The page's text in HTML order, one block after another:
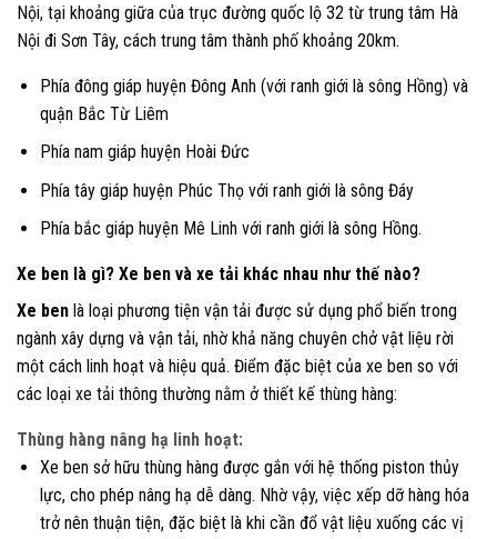
Nội, tại khoảng giữa của trục đường quốc lộ 32 từ trung tâm Hà
Nội đi Sơn Tây, cách trung tâm thành phố khoảng 20km.
Phía đông giáp huyện Đông Anh (với ranh giới là sông Hồng) và
quận Bắc Từ Liêm
Phía nam giáp huyện Hoài Đức
Phía tây giáp huyện Phúc Thọ với ranh giới là sông Đáy
Phía bắc giáp huyện Mê Linh với ranh giới là sông Hồng.
Xe ben là gì? Xe ben và xe tải khác nhau như thế nào?
Xe ben là loại phương tiện vận tải được sử dụng phổ biến trong
ngành xây dựng và vận tải, nhờ khả năng chuyên chở vật liệu rời
một cách linh hoạt và hiệu quả. Điểm đặc biệt của xe ben so với
các loại xe tải thông thường nằm ở thiết kế thùng hàng:
Thùng hàng nâng hạ linh hoạt:
Xe ben sở hữu thùng hàng được gắn với hệ thống piston thủy
lực, cho phép nâng hạ dễ dàng. Nhờ vậy, việc xếp dỡ hàng hóa
trở nên thuận tiện, đặc biệt là khi cần đổ vật liệu xuống các vị